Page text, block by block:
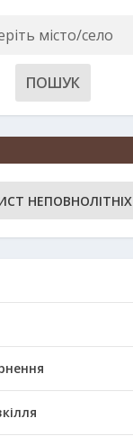
НЕПОВНОЛІТНІХ